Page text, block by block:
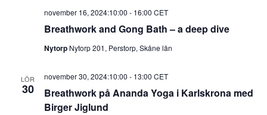
Breathwork and Gong Bath – a deep dive
november 16, 2024:10:00 - 16:00 CET
Nytorp Nytorp 201, Perstorp, Skåne län
LÖR
30
Breathwork på Ananda Yoga i Karlskrona med
Birger Jiglund
november 30, 2024:10:00 - 13:00 CET